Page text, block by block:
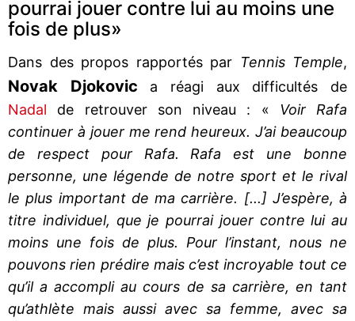
pourrai jouer contre lui au moins une
fois de plus»
Dans des propos rapportés par Tennis Temple,
Novak Djokovic a réagi aux difficultés de
Nadal de retrouver son niveau : «
Voir Rafa
continuer à jouer me rend heureux. J’ai beaucoup
de respect pour Rafa. Rafa est une bonne
personne, une légende de notre sport et le rival
le plus important de ma carrière. [...] J’espère, à
titre individuel, que je pourrai jouer contre lui au
moins une fois de plus. Pour l’instant, nous ne
pouvons rien prédire mais c’est incroyable tout ce
qu’il a accompli au cours de sa carrière, en tant
qu’athlète mais aussi avec sa femme, avec sa